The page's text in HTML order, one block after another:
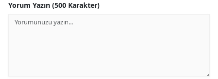
Yorum Yazın (500 Karakter)